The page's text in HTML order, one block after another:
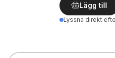
Lägg till
Lyssna direkt